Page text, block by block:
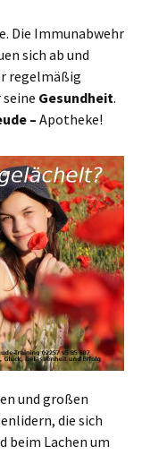
Die Immunabwehr
sich ab und
regelmäßig
Gesundheit.
–Apotheke!
und großen
die sich
beim Lachen um